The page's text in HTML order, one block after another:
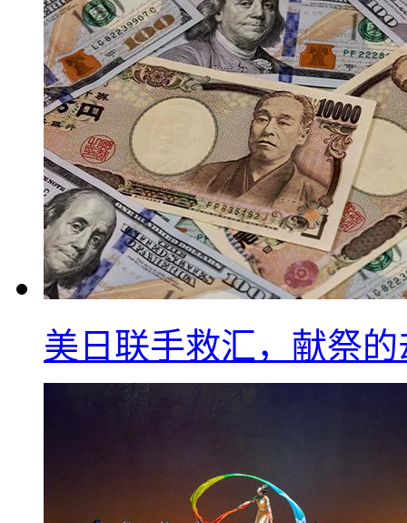
美日联手救汇，献祭